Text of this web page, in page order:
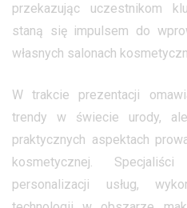
przekazując uczestnikom
staną się impulsem do
własnych salonach
W trakcie prezentacji
trendy w świecie urody,
praktycznych aspektach
kosmetycznej.
personalizacji usług,